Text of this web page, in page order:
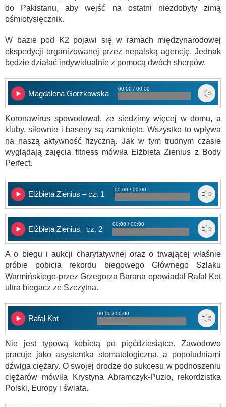
do Pakistanu, aby wejść na ostatni niezdobyty zimą
ośmiotysięcznik.
W bazie pod K2 pojawi się w ramach międzynarodowej
ekspedycji organizowanej przez nepalską agencję. Jednak
będzie działać indywidualnie z pomocą dwóch sherpów.
Magdalena Gorzkowska
00:00 / 00:00
Koronawirus spowodował, że siedzimy więcej w domu, a
kluby, siłownie i baseny są zamknięte. Wszystko to wpływa
na naszą aktywność fizyczną. Jak w tym trudnym czasie
wyglądają zajęcia fitness mówiła Elżbieta Zienius z Body
Perfect.
Elżbieta Zienius – cz. 1
00:00 / 00:00
Elżbieta Zienius cz. 2
00:00 / 00:00
A o biegu i aukcji charytatywnej oraz o trwającej właśnie
próbie pobicia rekordu biegowego Głównego Szlaku
Warmińskiego-przez Grzegorza Barana opowiadał Rafał Kot
ultra biegacz ze Szczytna.
Rafał Kot
00:00 / 00:00
Nie jest typową kobietą po pięćdziesiątce. Zawodowo
pracuje jako asystentka stomatologiczna, a popołudniami
dźwiga ciężary. O swojej drodze do sukcesu w podnoszeniu
ciężarów mówiła Krystyna Abramczyk-Puzio, rekordzistka
Polski, Europy i świata.